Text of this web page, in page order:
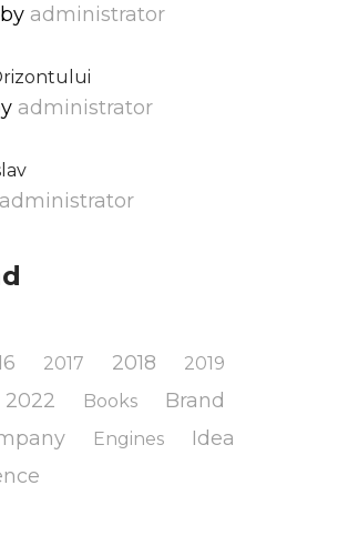
by Administrator
Administrator
Administrator
2017 2018 2019
2022 Books Brand
Engines Idea